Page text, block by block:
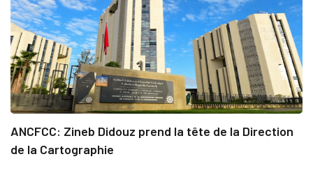
ANCFCC: Zineb Didouz prend la tête de la Direction
de la Cartographie